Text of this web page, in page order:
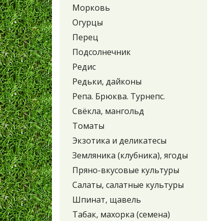
Морковь
Огурцы
Перец
Подсолнечник
Редис
Редьки, дайконы
Репа. Брюква. Турнепс.
Свёкла, мангольд
Томаты
Экзотика и деликатесы
Земляника (клубника), ягоды
Пряно-вкусовые культуры
Салаты, салатные культуры
Шпинат, щавель
Табак, махорка (семена)